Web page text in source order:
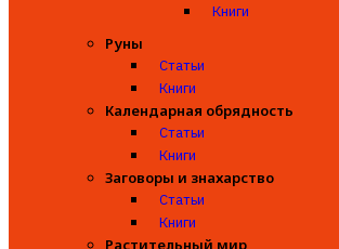
Книги
Руны
Статьи
Книги
Календарная обрядность
Статьи
Книги
Заговоры и знахарство
Статьи
Книги
Растительный мир